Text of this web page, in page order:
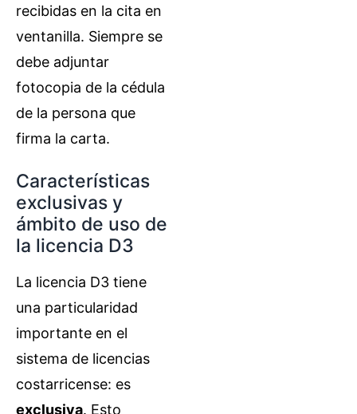
recibidas en la cita en
ventanilla. Siempre se
debe adjuntar
fotocopia de la cédula
de la persona que
firma la carta.
Características
exclusivas y
ámbito de uso de
la licencia D3
La licencia D3 tiene
una particularidad
importante en el
sistema de licencias
costarricense: es
exclusiva. Esto